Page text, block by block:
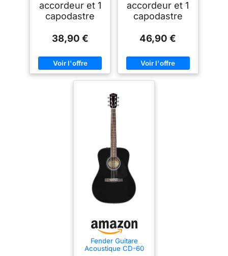
accordeur et 1
capodastre
38,90 €
accordeur et 1
capodastre
46,90 €
Fender Guitare
Acoustique CD-60